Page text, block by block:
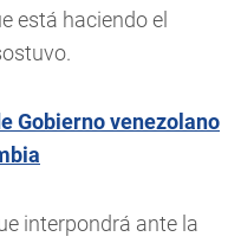
está haciendo el
Gobierno venezolano
interpondrá ante la